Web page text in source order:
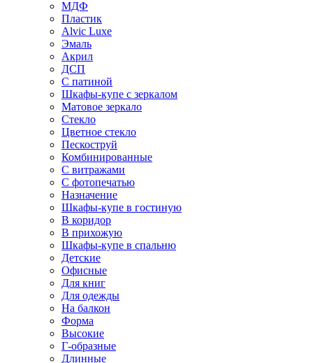
МДФ
Пластик
Alvic Luxe
Эмаль
Акрил
ДСП
С патиной
Шкафы-купе с зеркалом
Матовое зеркало
Стекло
Цветное стекло
Пескоструй
Комбинированные
С витражами
С фотопечатью
Назначение
Шкафы-купе в гостиную
В коридор
В прихожую
Шкафы-купе в спальню
Детские
Офисные
Для книг
Для одежды
На балкон
Форма
Высокие
Г-образные
Длинные